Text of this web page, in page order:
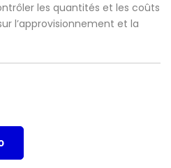
les quantités et les coûts
l’approvisionnement et la